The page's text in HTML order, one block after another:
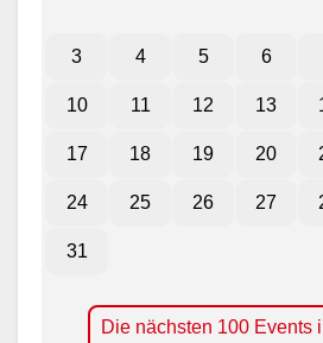
3 4 5 6
10 11 12 13
17 18 19 20
24 25 26 27
31
Die nächsten 100 Events